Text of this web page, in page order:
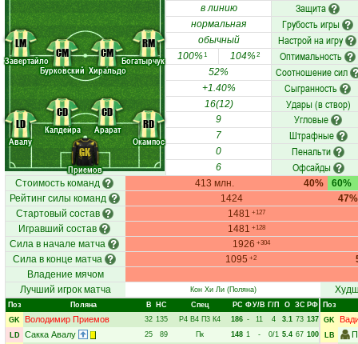
Приемов
Авалу
Калдейра
Арарат
Окампос
Завертайло
Бурковский Хиральдо
Богатырчук
GK
LD
CD
CD
RD
LM
CM CM
RM
в линию Защита
нормальная Грубость игры
обычный Настрой на игру
100%1 104%2 Оптимальность
52% Соотношение сил
+1.40% Сыгранность
16(12) Удары (в створ)
9 Угловые
7 Штрафные
0 Пенальти
6 Офсайды
Стоимость команд 413 млн. 40%
60%
Рейтинг силы команд
1424
47%
Стартовый состав
1481 +127
Игравший состав 1481 +128
Сила в начале матча 1926 +304
Сила в конце матча 1095 +2
Владение мячом
Лучший игрок матча
Кон Хи Ли(Поляна)
Поз Поляна В НC Спец РC ФУ/В Г/П О ЗС РФ
GK
Володимир Приемов 32 135 Р4 В4 П3 К4 186 - 11 4 3.1 73 137
LD
Сакка Авалу 25 89 Пк 148 1 - 0/1 5.4 67 100
Поз
GK
LB